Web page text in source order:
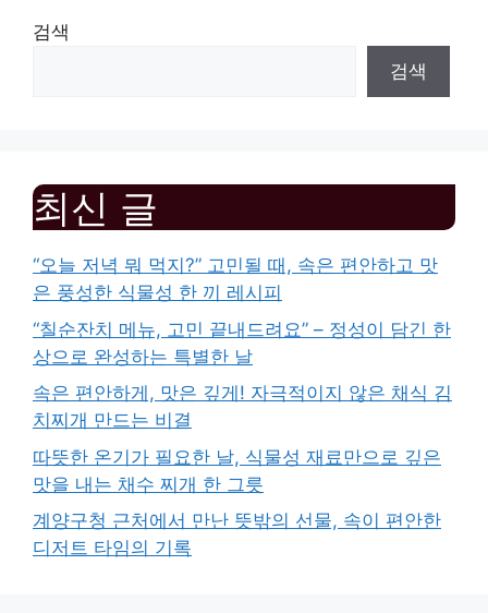
검색
검색
최신 글
“오늘 저녁 뭐 먹지?” 고민될 때, 속은 편안하고 맛
은 풍성한 식물성 한 끼 레시피
“칠순잔치 메뉴, 고민 끝내드려요” – 정성이 담긴 한
상으로 완성하는 특별한 날
속은 편안하게, 맛은 깊게! 자극적이지 않은 채식 김
치찌개 만드는 비결
따뜻한 온기가 필요한 날, 식물성 재료만으로 깊은
맛을 내는 채수 찌개 한 그릇
계양구청 근처에서 만난 뜻밖의 선물, 속이 편안한
디저트 타임의 기록